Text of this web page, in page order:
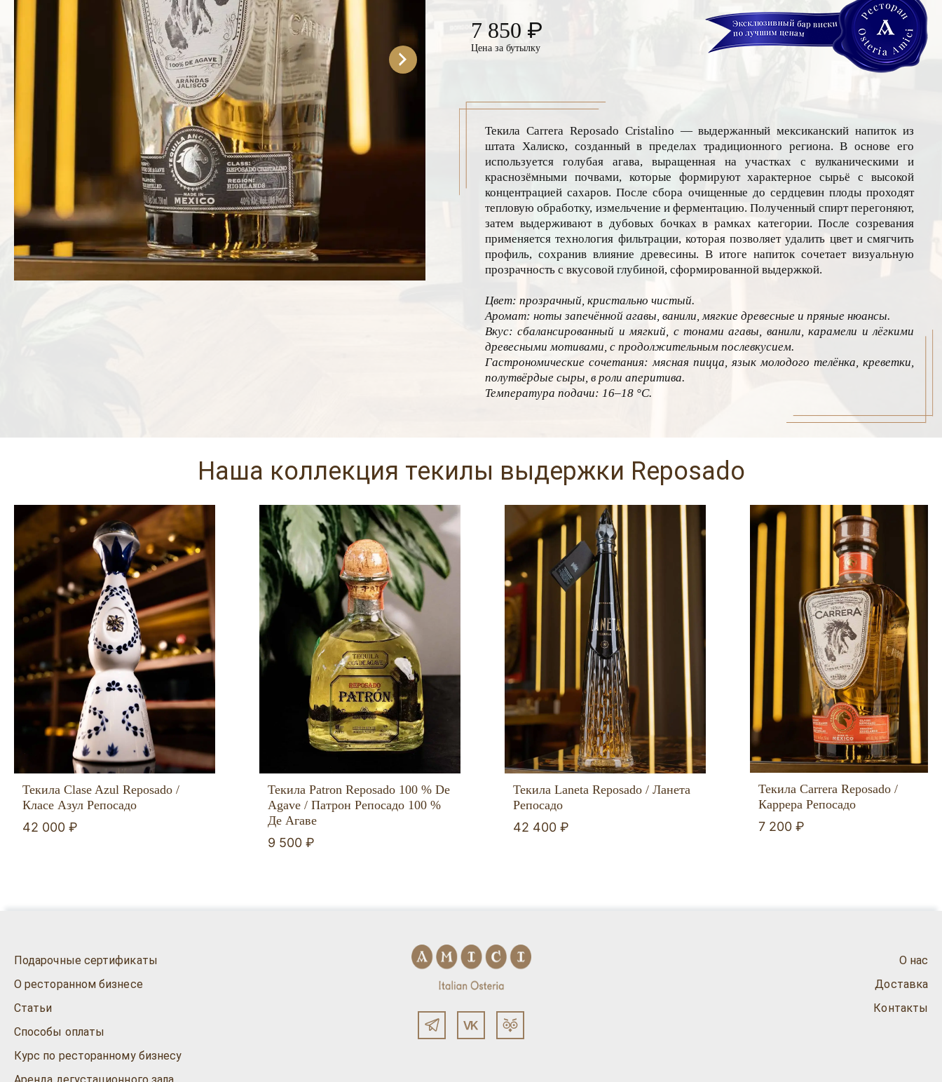
7 850 ₽
Цена за бутылку
Текила Carrera Reposado Cristalino — выдержанный мексиканский напиток из
штата Халиско, созданный в пределах традиционного региона. В основе его
используется голубая агава, выращенная на участках с вулканическими и
краснозёмными почвами, которые формируют характерное сырьё с высокой
концентрацией сахаров. После сбора очищенные до сердцевин плоды проходят
тепловую обработку, измельчение и ферментацию. Полученный спирт перегоняют,
затем выдерживают в дубовых бочках в рамках категории. После созревания
применяется технология фильтрации, которая позволяет удалить цвет и смягчить
профиль, сохранив влияние древесины. В итоге напиток сочетает визуальную
прозрачность с вкусовой глубиной, сформированной выдержкой.
Цвет: прозрачный, кристально чистый.
Аромат: ноты запечённой агавы, ванили, мягкие древесные и пряные нюансы.
Вкус: сбалансированный и мягкий, с тонами агавы, ванили, карамели и лёгкими
древесными мотивами, с продолжительным послевкусием.
Гастрономические сочетания: мясная пицца, язык молодого телёнка, креветки,
полутвёрдые сыры, в роли аперитива.
Температура подачи: 16–18 °С.
Наша коллекция текилы выдержки Reposado
Текила Clase Azul Reposado /
Класе Азул Репосадо
42 000 ₽
Текила Patron Reposado 100 % De
Agave / Патрон Репосадо 100 %
Де Агаве
9 500 ₽
Текила Laneta Reposado / Ланета
Репосадо
42 400 ₽
Текила Carrera Reposado /
Каррера Репосадо
7 200 ₽
Подарочные сертификаты
О ресторанном бизнесе
Статьи
Способы оплаты
Курс по ресторанному бизнесу
О нас
Доставка
Контакты